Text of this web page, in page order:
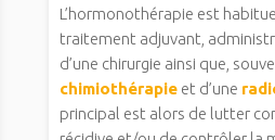
L’hormonothérapie est
traitement adjuvant,
d’une chirurgie ainsi que,
chimiothérapieet d’une
principal est alors de lutter